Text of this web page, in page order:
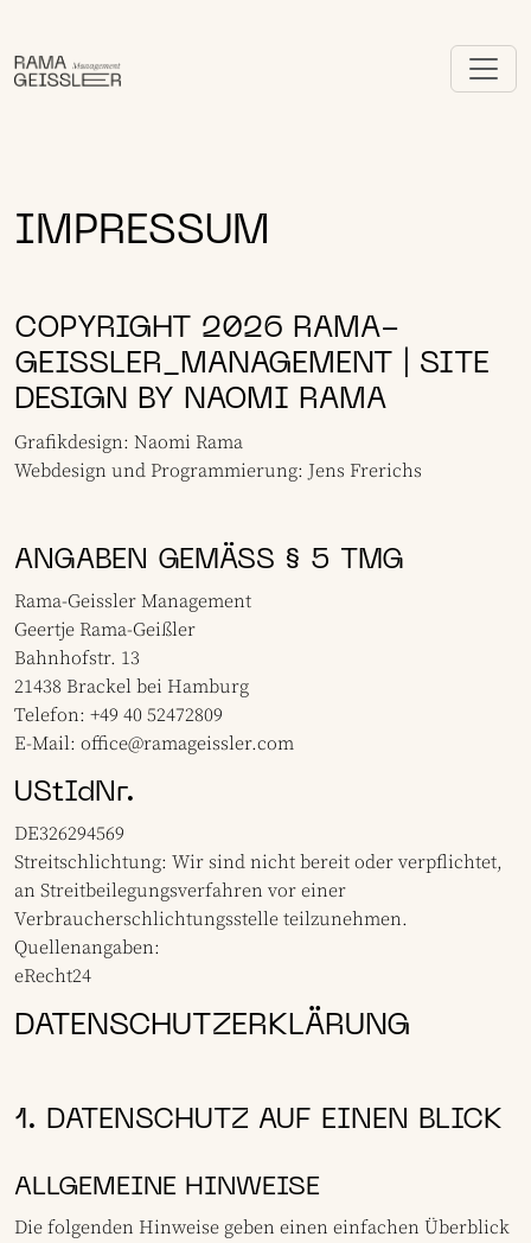
IMPRESSUM
COPYRIGHT 2026 RAMA-
GEISSLER_MANAGEMENT | SITE
DESIGN BY NAOMI RAMA
Grafikdesign: Naomi Rama
Webdesign und Programmierung: Jens Frerichs
ANGABEN GEMÄSS § 5 TMG
Rama-Geissler Management
Geertje Rama-Geißler
Bahnhofstr. 13
21438 Brackel bei Hamburg
Telefon: +49 40 52472809
E-Mail: office@ramageissler.com
UStIdNr.
DE326294569
Streitschlichtung: Wir sind nicht bereit oder verpflichtet,
an Streitbeilegungsverfahren vor einer
Verbraucherschlichtungsstelle teilzunehmen.
Quellenangaben:
eRecht24
DATENSCHUTZERKLÄRUNG
1. DATENSCHUTZ AUF EINEN BLICK
ALLGEMEINE HINWEISE
Die folgenden Hinweise geben einen einfachen Überblick